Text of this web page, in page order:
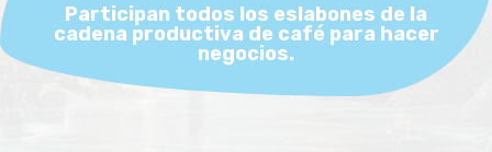
Participan todos los eslabones de la
cadena productiva de café para hacer
negocios.